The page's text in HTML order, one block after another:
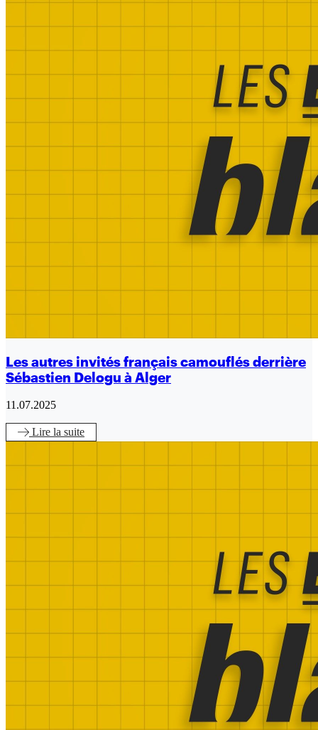
Les autres invités français camouflés derrière
Sébastien Delogu à Alger
11.07.2025
Lire la suite